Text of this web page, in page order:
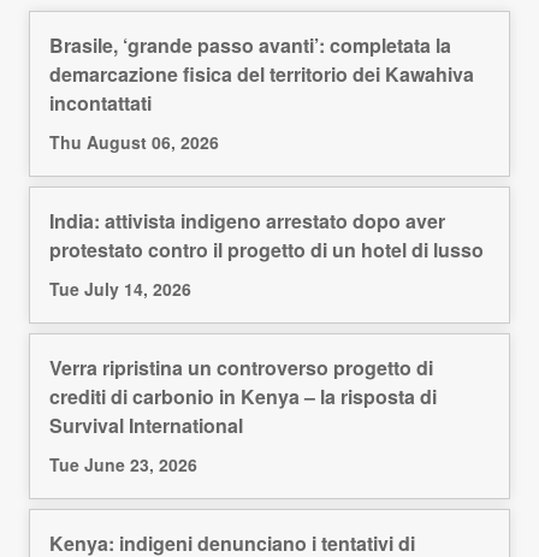
Brasile, ‘grande passo avanti’: completata la
demarcazione fisica del territorio dei Kawahiva
incontattati
Thu August 06, 2026
India: attivista indigeno arrestato dopo aver
protestato contro il progetto di un hotel di lusso
Tue July 14, 2026
Verra ripristina un controverso progetto di
crediti di carbonio in Kenya – la risposta di
Survival International
Tue June 23, 2026
Kenya: indigeni denunciano i tentativi di